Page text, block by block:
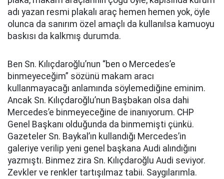
adı yazan resmi plakalı araç hemen hemen yok, öyle
olunca da sanırım özel amaçlı da kullanılsa kamuoyu
baskısı da kalkmış durumda.
Ben Sn. Kılıçdaroğlu’nun “ben o Mercedes’e
binmeyeceğim” sözünü makam aracı
kullanmayacağı anlamında söylemediğine eminim.
Ancak Sn. Kılıçdaroğlu’nun Başbakan olsa dahi
Mercedes’e binmeyeceğine de inanıyorum. CHP
Genel Başkanı olduğunda da binmemişti çünkü.
Gazeteler Sn. Baykal’ın kullandığı Mercedes’in
galeriye verilip yeni genel başkana Audi alındığını
yazmıştı. Binmez zira Sn. Kılıçdaroğlu Audi seviyor.
Zevkler ve renkler tartışılmaz tabii. Saygılarımla.